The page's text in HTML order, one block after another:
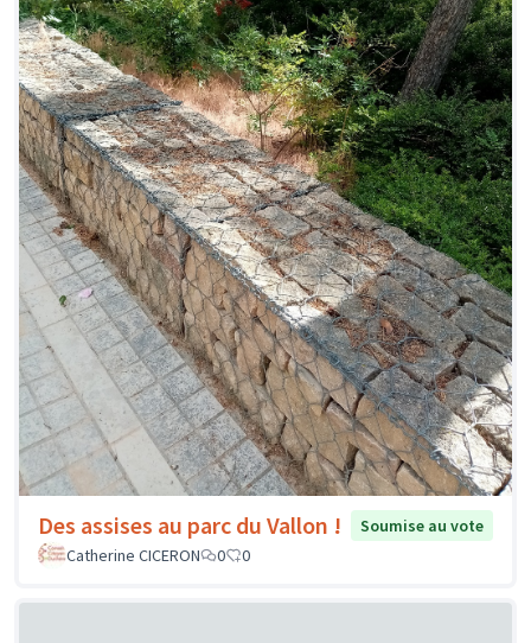
Des assises au parc du Vallon !
Soumise au vote
Catherine CICERON
0 0